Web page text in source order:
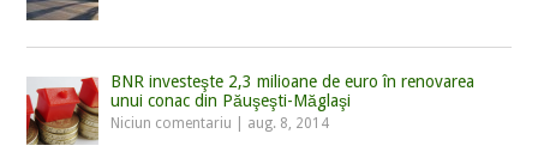
BNR investeşte 2,3 milioane de euro în renovarea
unui conac din Păuşeşti-Măglaşi
Niciun comentariu aug. 8, 2014